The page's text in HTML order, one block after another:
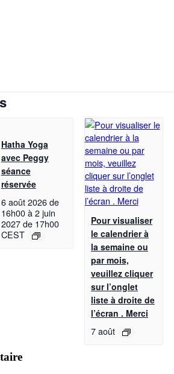
Hatha Yoga
avec Peggy
séance
réservée
6 août 2026 de
16h00à2 juin
2027 de 17h00
CEST
Pour visualiser
le calendrier à
la semaine ou
par mois,
veuillez cliquer
sur l’onglet
liste à droite de
l’écran . Merci
7 août